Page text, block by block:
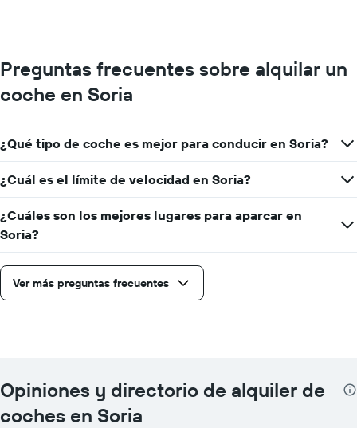
Preguntas frecuentes sobre alquilar un
coche en Soria
¿Qué tipo de coche es mejor para conducir en Soria?
¿Cuál es el límite de velocidad en Soria?
¿Cuáles son los mejores lugares para aparcar en
Soria?
Ver más preguntas frecuentes
Opiniones y directorio de alquiler de
coches en Soria